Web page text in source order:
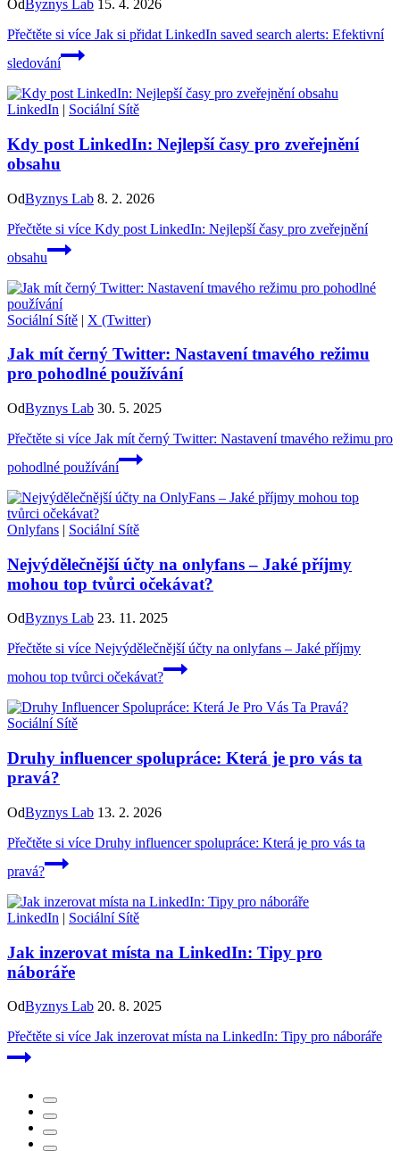
Od Byznys Lab 15. 4. 2026
Přečtěte si více Jak si přidat LinkedIn saved search alerts: Efektivní
sledování
LinkedIn | Sociální Sítě
Kdy post LinkedIn: Nejlepší časy pro zveřejnění
obsahu
OdByznys Lab 8. 2. 2026
Přečtěte si více Kdy post LinkedIn: Nejlepší časy pro zveřejnění
obsahu
Sociální Sítě | X (Twitter)
Jak mít černý Twitter: Nastavení tmavého režimu
pro pohodlné používání
OdByznys Lab 30. 5. 2025
Přečtěte si více Jak mít černý Twitter: Nastavení tmavého režimu pro
pohodlné používání
Onlyfans | Sociální Sítě
Nejvýdělečnější účty na onlyfans – Jaké příjmy
mohou top tvůrci očekávat?
OdByznys Lab 23. 11. 2025
Přečtěte si více Nejvýdělečnější účty na onlyfans – Jaké příjmy
mohou top tvůrci očekávat?
Sociální Sítě
Druhy influencer spolupráce: Která je pro vás ta
pravá?
OdByznys Lab 13. 2. 2026
Přečtěte si více Druhy influencer spolupráce: Která je pro vás ta
pravá?
LinkedIn | Sociální Sítě
Jak inzerovat místa na LinkedIn: Tipy pro
náboráře
OdByznys Lab 20. 8. 2025
Přečtěte si více Jak inzerovat místa na LinkedIn: Tipy pro náboráře